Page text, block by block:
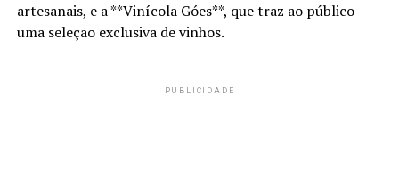
artesanais, e a **Vinícola Góes**, que traz ao público
uma seleção exclusiva de vinhos.
PUBLICIDADE